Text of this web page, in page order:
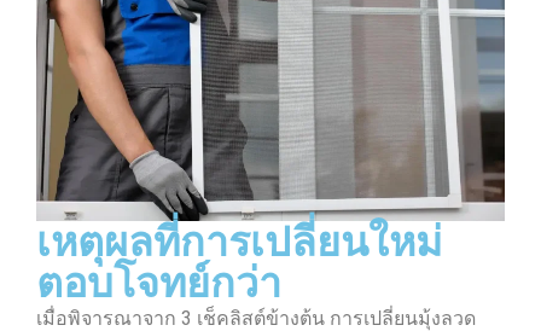
เหตุผลที่การเปลี่ยนใหม่
ตอบโจทย์กว่า
เมื่อพิจารณาจาก 3 เช็คลิสต์ข้างต้น การเปลี่ยนมุ้งลวด